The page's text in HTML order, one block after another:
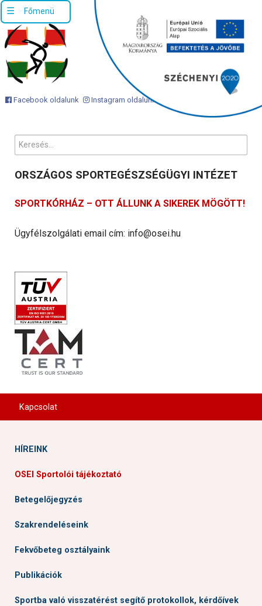
Facebook oldalunk Instagram oldalunk
Keresés...
ORSZÁGOS SPORTEGÉSZSÉGÜGYI INTÉZET
SPORTKÓRHÁZ – OTT ÁLLUNK A SIKEREK MÖGÖTT!
Kapcsolat
HÍREINK
OSEI Sportolói tájékoztató
Betegelőjegyzés
Szakrendeléseink
Fekvőbeteg osztályaink
Publikációk
Sportba való visszatérést segítő protokollok, kérdőívek